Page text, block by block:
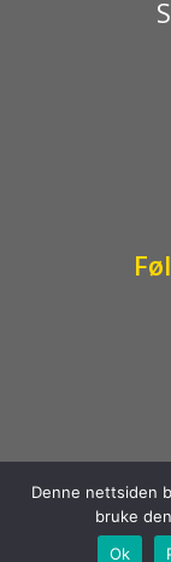
Denne nettsiden
bruke
Ok